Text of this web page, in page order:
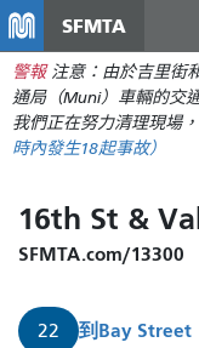
SFMTA
警報 注意：由於吉里街
通局（Muni）車輛的交
我們正在努力清理現場
時內發生18起事故）
16th St &
SFMTA.com/13300
22 到 Bay Street